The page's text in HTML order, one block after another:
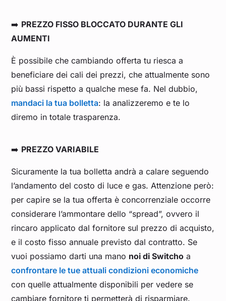
➡️ PREZZO FISSO BLOCCATO DURANTE GLI
AUMENTI
È possibile che cambiando offerta tu riesca a
beneficiare dei cali dei prezzi, che attualmente sono
più bassi rispetto a qualche mese fa. Nel dubbio,
mandaci la tua bolletta: la analizzeremo e te lo
diremo in totale trasparenza.
➡️ PREZZO VARIABILE
Sicuramente la tua bolletta andrà a calare seguendo
l’andamento del costo di luce e gas. Attenzione però:
per capire se la tua offerta è concorrenziale occorre
considerare l’ammontare dello “spread”, ovvero il
rincaro applicato dal fornitore sul prezzo di acquisto,
e il costo fisso annuale previsto dal contratto. Se
vuoi possiamo darti una mano noi di Switcho a
confrontare le tue attuali condizioni economiche
con quelle attualmente disponibili per vedere se
cambiare fornitore ti permetterà di risparmiare.